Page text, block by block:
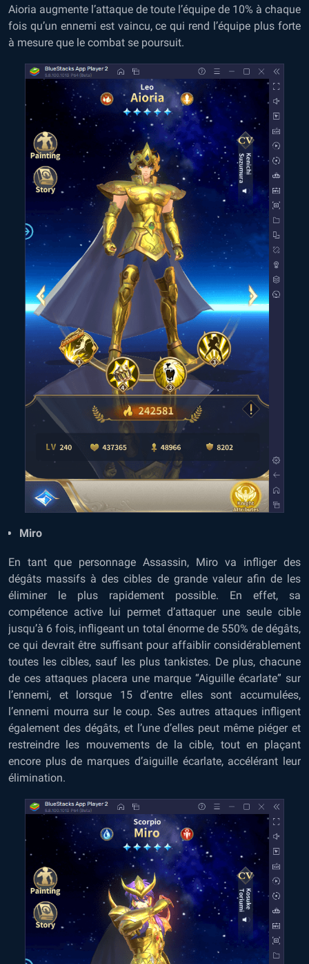
Aioria augmente l’attaque de toute l’équipe de 10% à chaque
fois qu’un ennemi est vaincu, ce qui rend l’équipe plus forte
à mesure que le combat se poursuit.
Miro
En tant que personnage Assassin, Miro va infliger des
dégâts massifs à des cibles de grande valeur afin de les
éliminer le plus rapidement possible. En effet, sa
compétence active lui permet d’attaquer une seule cible
jusqu’à 6 fois, infligeant un total énorme de 550% de dégâts,
ce qui devrait être suffisant pour affaiblir considérablement
toutes les cibles, sauf les plus tankistes. De plus, chacune
de ces attaques placera une marque “Aiguille écarlate” sur
l’ennemi, et lorsque 15 d’entre elles sont accumulées,
l’ennemi mourra sur le coup. Ses autres attaques infligent
également des dégâts, et l’une d’elles peut même piéger et
restreindre les mouvements de la cible, tout en plaçant
encore plus de marques d’aiguille écarlate, accélérant leur
élimination.